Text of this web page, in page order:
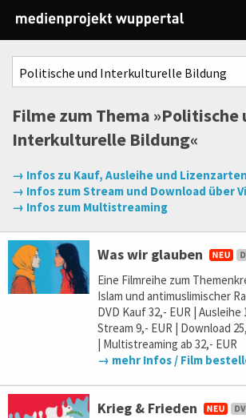
Filme zum Thema »Politische
Interkulturelle Bildung«
→ Infos zu Kauf, Ausleihe und
→ Infos zum Stream und Download über
→ Infos zum Multistreaming
Was wir glauben
Eine Filmreihe zum
Islam und antimuslimischer
DVD Kauf 32,- EUR | Ausleihe
Stream 9,- EUR | Download
| Multistreaming ab 32,- EUR
→ mehr Infos / Film
Krieg & Frieden